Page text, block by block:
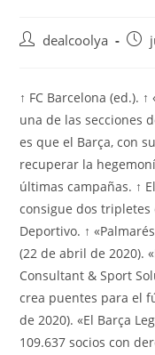
Autor
entrada:
dealcoolya
↑ FC Barcelona (ed.).
una de las secciones
es que el Barça, con
recuperar la
últimas campañas. ↑
consigue dos
Deportivo. ↑
(22 de abril de 2020).
Consultant & Sport
crea puentes para el
de 2020). «El Barça
109.637 socios con